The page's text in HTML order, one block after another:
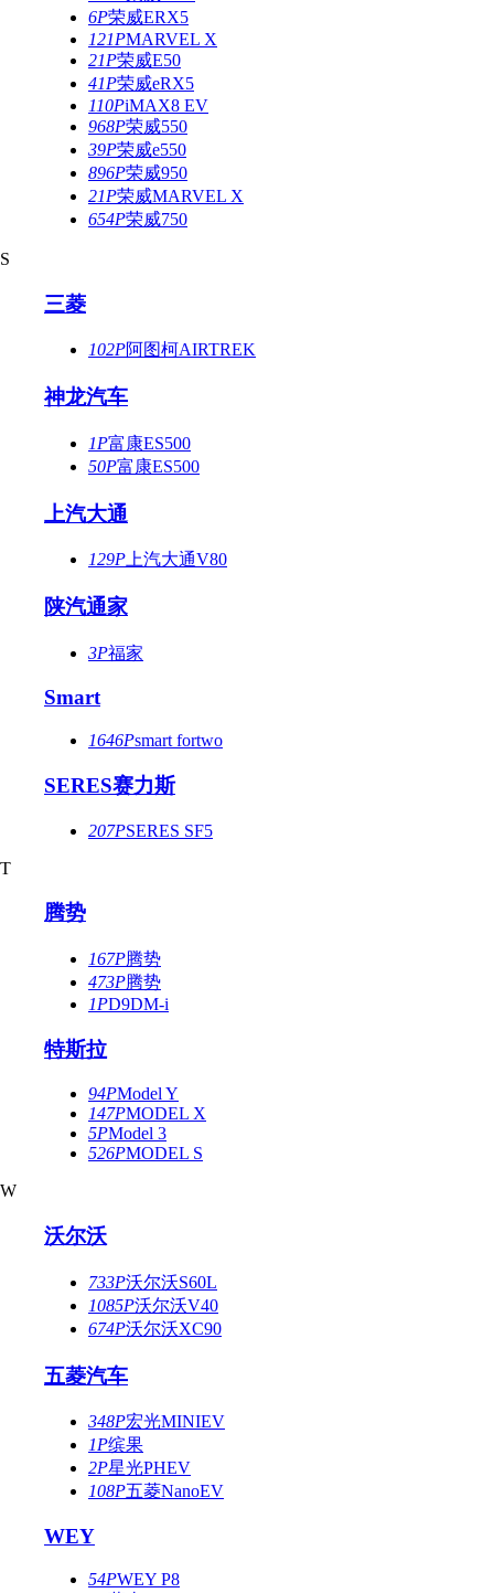
6P荣威ERX5
121PMARVEL X
21P荣威E50
41P荣威eRX5
110PiMAX8 EV
968P荣威550
39P荣威e550
896P荣威950
21P荣威MARVEL X
654P荣威750
S
三菱
102P阿图柯AIRTREK
神龙汽车
1P富康ES500
50P富康ES500
上汽大通
129P 上汽大通V80
陕汽通家
3P福家
Smart
1646Psmart fortwo
SERES赛力斯
207PSERES SF5
T
腾势
167P腾势
473P腾势
1PD9DM-i
特斯拉
94PModel Y
147PMODEL X
5PModel 3
526PMODEL S
W
沃尔沃
733P沃尔沃S60L
1085P沃尔沃V40
674P沃尔沃XC90
五菱汽车
348P宏光MINIEV
1P缤果
2P星光PHEV
108P五菱NanoEV
WEY
54PWEY P8